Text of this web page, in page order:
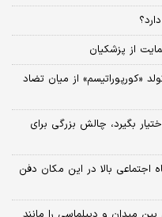
از پزشکیان
«کورپوراتیسم» از میان تضاد
بگیرد، چالش بزرگی برای
بالا در این مکان دفن